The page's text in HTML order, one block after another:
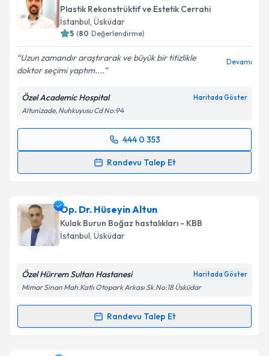
E-posta Adresiniz
Kişisel verilerimin işlenmesine ilişkin
kapsamda işlenmesini kabul ediyorum.
Takvim Talebini Gönder
Plastik Rekonstrüktif ve Estetik Cerrahi
İstanbul, Üsküdar
5 (80 Değerlendirme)
Uzun zamandır araştırarak ve büyük bir titizlikle
doktor seçimi yaptım....
Devamı
Özel Academic Hospital Haritada Göster
Altunizade, Nuhkuyusu Cd No:94
444 0 353
Randevu Talep Et
Randevu Takvimi Talebi
takvim hazırlandığında e-posta ile bilgilendireceğiz.
E-posta Adresiniz
Kişisel verilerimin işlenmesine ilişkinAydınlatma
Metni'ni okudum ve kişisel verilerimin belirtilen
kapsamda işlenmesini kabul ediyorum.
Op. Dr. Hüseyin Altun
Kulak Burun Boğaz hastalıkları - KBB
İstanbul, Üsküdar
Özel Hürrem Sultan Hastanesi Haritada Göster
Mimar Sinan Mah.Katlı Otopark Arkası Sk.No:18 Üsküdar
Randevu Talep Et
Randevu Takvimi Talebi